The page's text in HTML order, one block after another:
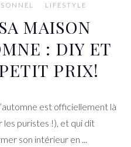
LIFESTYLE
MAISON
: DIY ET
PRIX!
est officiellement là
puristes !), et qui dit
son intérieur en ...